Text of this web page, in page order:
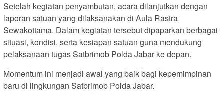
Setelah kegiatan penyambutan, acara dilanjutkan dengan
laporan satuan yang dilaksanakan di Aula Rastra
Sewakottama. Dalam kegiatan tersebut dipaparkan berbagai
situasi, kondisi, serta kesiapan satuan guna mendukung
pelaksanaan tugas Satbrimob Polda Jabar ke depan.
Momentum ini menjadi awal yang baik bagi kepemimpinan
baru di lingkungan Satbrimob Polda Jabar.